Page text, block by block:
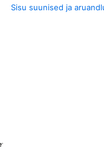
Sisu suunised ja